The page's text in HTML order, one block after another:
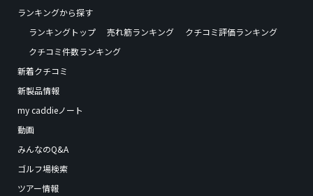
ランキングから探す
ランキングトップ
売れ筋ランキング
クチコミ評価ランキング
クチコミ件数ランキング
新着クチコミ
新製品情報
my caddieノート
動画
みんなのQ&A
ゴルフ場検索
ツアー情報